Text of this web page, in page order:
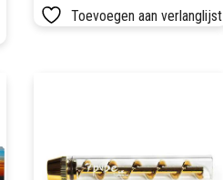
€ 25,95
MEERDERE
OP
Toevoegen aan verlanglijst